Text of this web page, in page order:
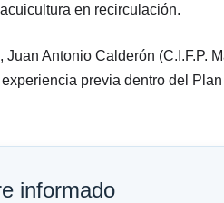
en recirculación.
Antonio Calderón (C.I.F.P.
previa dentro del
informado